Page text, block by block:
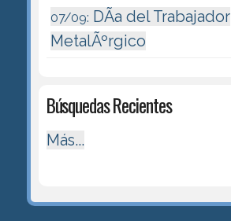
07/09: DÃ­a del Trabajador
MetalÃºrgico
Búsquedas Recientes
Más...